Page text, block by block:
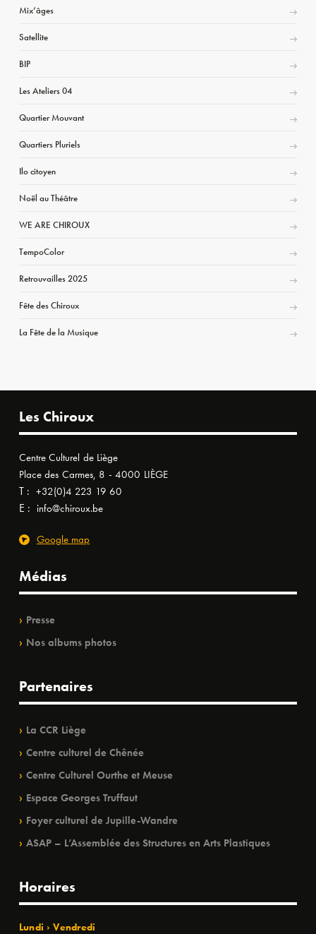
Mix’âges
Satellite
BIP
Les Ateliers 04
Quartier Mouvant
Quartiers Pluriels
Ilo citoyen
Noël au Théâtre
WE ARE CHIROUX
TempoColor
Retrouvailles 2025
Fête des Chiroux
La Fête de la Musique
Les Chiroux
Centre Culturel de Liège
Place des Carmes, 8 - 4000 LIÈGE
T : +32(0)4 223 19 60
E : info@chiroux.be
Google map
Médias
Presse
Nos albums photos
Partenaires
La CCR Liège
Centre culturel de Chênée
Centre Culturel Ourthe et Meuse
Espace Georges Truffaut
Foyer culturel de Jupille-Wandre
ASAP – L’Assemblée des Structures en Arts Plastiques
Horaires
Lundi › Vendredi